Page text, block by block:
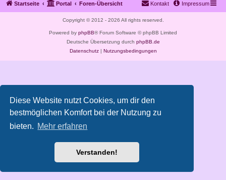
Diese Website nutzt Cookies, um dir den
bestmöglichen Komfort bei der Nutzung zu
bieten. Mehr erfahren
Verstanden!
Startseite Portal Foren-Übersicht Impressum
Kontakt
Copyright © 2012 - 2026 All rights reserved.
Powered by phpBB® Forum Software © phpBB Limited
Deutsche Übersetzung durch phpBB.de
Datenschutz| Nutzungsbedingungen